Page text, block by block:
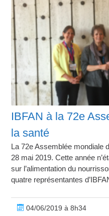
IBFAN à la 72e
la santé
La 72e Assemblée mondiale
28 mai 2019. Cette année
sur l’alimentation du
quatre représentantes
04/06/2019 à 8h34